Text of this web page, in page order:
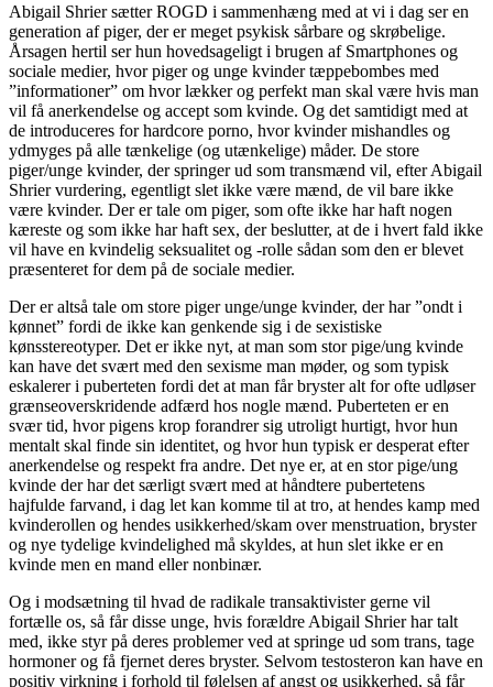
Abigail Shrier sætter ROGD i sammenhæng med at vi i dag ser en
generation af piger, der er meget psykisk sårbare og skrøbelige.
Årsagen hertil ser hun hovedsageligt i brugen af Smartphones og
sociale medier, hvor piger og unge kvinder tæppebombes med
”informationer” om hvor lækker og perfekt man skal være hvis man
vil få anerkendelse og accept som kvinde. Og det samtidigt med at
de introduceres for hardcore porno, hvor kvinder mishandles og
ydmyges på alle tænkelige (og utænkelige) måder. De store
piger/unge kvinder, der springer ud som transmænd vil, efter Abigail
Shrier vurdering, egentligt slet ikke være mænd, de vil bare ikke
være kvinder. Der er tale om piger, som ofte ikke har haft nogen
kæreste og som ikke har haft sex, der beslutter, at de i hvert fald ikke
vil have en kvindelig seksualitet og -rolle sådan som den er blevet
præsenteret for dem på de sociale medier.
Der er altså tale om store piger unge/unge kvinder, der har ”ondt i
kønnet” fordi de ikke kan genkende sig i de sexistiske
kønsstereotyper. Det er ikke nyt, at man som stor pige/ung kvinde
kan have det svært med den sexisme man møder, og som typisk
eskalerer i puberteten fordi det at man får bryster alt for ofte udløser
grænseoverskridende adfærd hos nogle mænd. Puberteten er en
svær tid, hvor pigens krop forandrer sig utroligt hurtigt, hvor hun
mentalt skal finde sin identitet, og hvor hun typisk er desperat efter
anerkendelse og respekt fra andre. Det nye er, at en stor pige/ung
kvinde der har det særligt svært med at håndtere pubertetens
hajfulde farvand, i dag let kan komme til at tro, at hendes kamp med
kvinderollen og hendes usikkerhed/skam over menstruation, bryster
og nye tydelige kvindelighed må skyldes, at hun slet ikke er en
kvinde men en mand eller nonbinær.
Og i modsætning til hvad de radikale transaktivister gerne vil
fortælle os, så får disse unge, hvis forældre Abigail Shrier har talt
med, ikke styr på deres problemer ved at springe ud som trans, tage
hormoner og få fjernet deres bryster. Selvom testosteron kan have en
positiv virkning i forhold til følelsen af angst og usikkerhed, så får